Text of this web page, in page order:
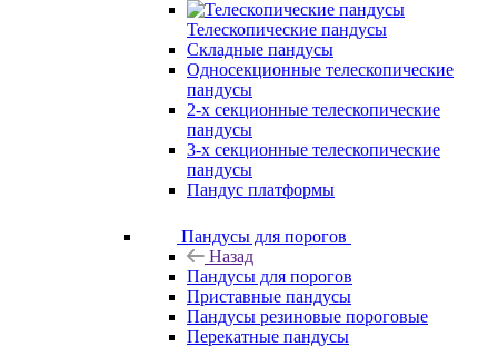
Телескопические пандусы
Складные пандусы
Односекционные телескопические
пандусы
2-х секционные телескопические
пандусы
3-х секционные телескопические
пандусы
Пандус платформы
Пандусы для порогов
Назад
Пандусы для порогов
Приставные пандусы
Пандусы резиновые пороговые
Перекатные пандусы